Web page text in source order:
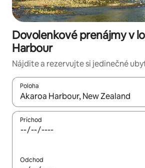
Dovolenkové prenájmy v
Harbour
Nájdite a rezervujte si jedinečné
Poloha
Keď budú výsledky k dispozícii,
Príchod
Odchod